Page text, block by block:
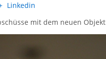
Linkedin
mit dem neuen